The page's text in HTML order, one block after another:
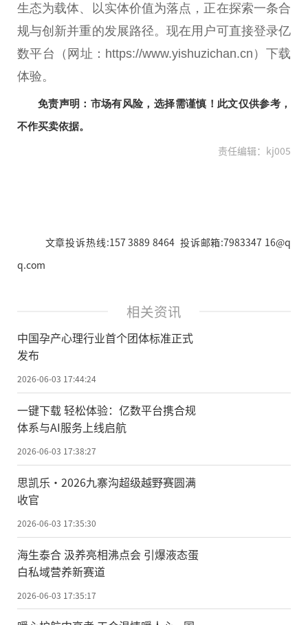
生态为载体、以实体价值为落点，正在探索一条合
规与创新并重的发展路径。现在用户可直接登录亿
数平台（网址：https://www.yishuzichan.cn）下载
体验。
免责声明：市场有风险，选择需谨慎！此文仅供参考，
不作买卖依据。
责任编辑：kj005
文章投诉热线:157 3889 8464 投诉邮箱:7983347 16@q
q.com
相关资讯
中国孕产心理行业首个团体标准正式
发布
2026-06-03 17:44:24
一键下载 轻松体验：亿数平台携合规
体系与AI服务上线启航
2026-06-03 17:38:27
思凯乐·2026九寨沟超级越野赛圆满
收官
2026-06-03 17:35:30
海生泰合 汲养亮相沸点会 引爆液态蛋
白私域营养新赛道
2026-06-03 17:35:17